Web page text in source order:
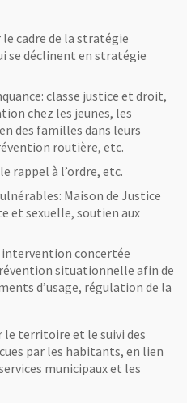
cadre de la stratégie
se déclinent en stratégie
classe justice et droit,
chez les jeunes, les
des familles dans leurs
routière, etc.
rappel à l’ordre, etc.
Maison de Justice
et sexuelle, soutien aux
concertée
situationnelle afin de
d’usage, régulation de la
le territoire et le suivi des
par les habitants, en lien
municipaux et les